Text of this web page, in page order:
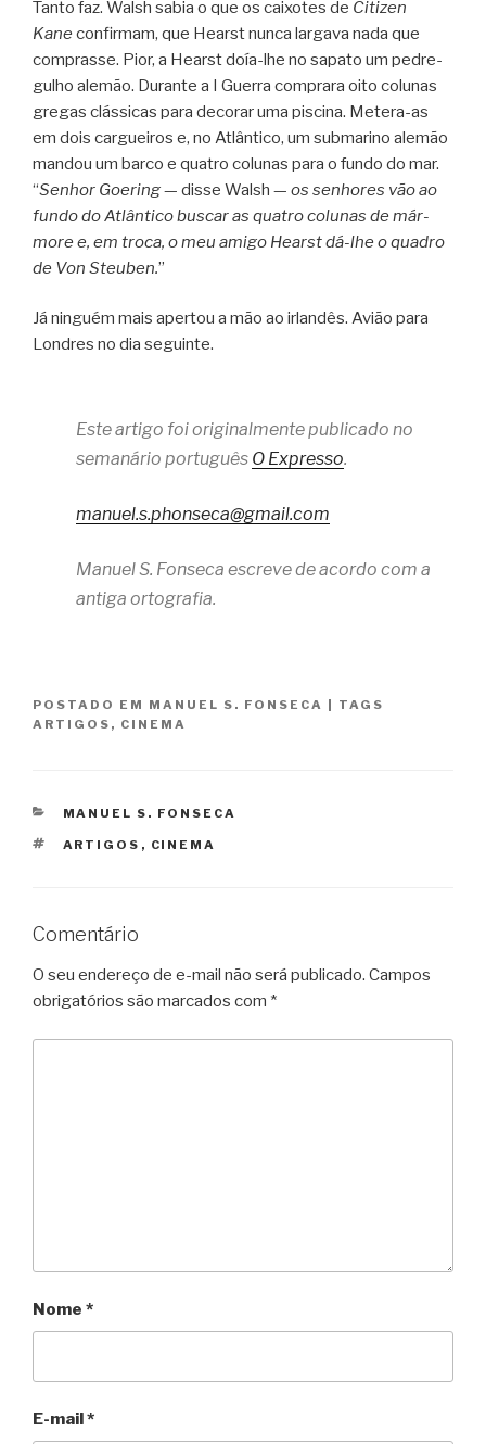
Tanto faz. Walsh sabia o que os cai­xo­tes de Citi­zen
Kane con­fir­mam, que Hearst nunca lar­gava nada que
com­prasse. Pior, a Hearst doía-lhe no sapato um pedre­
gu­lho ale­mão. Durante a I Guerra com­prara oito colu­nas
gre­gas clás­si­cas para deco­rar uma pis­cina. Metera-as
em dois car­guei­ros e, no Atlân­tico, um sub­ma­rino ale­mão
man­dou um barco e qua­tro colu­nas para o fundo do mar.
“Senhor Goe­ring— disse Walsh — os senho­res vão ao
fundo do Atlân­tico bus­car as qua­tro colu­nas de már­
more e, em troca, o meu amigo Hearst dá-lhe o qua­dro
de Von Steu­ben.”
Já nin­guém mais aper­tou a mão ao irlan­dês. Avião para
Lon­dres no dia seguinte.
Este artigo foi originalmente publicado no
semanário português O Expresso.
manuel.s.phonseca@gmail.com
Manuel S. Fonseca escreve de acordo com a
antiga ortografia.
POSTADO EM MANUEL S. FONSECA | TAGS
ARTIGOS , CINEMA
CATEGORIAS
MANUEL S. FONSECA
TAGS
ARTIGOS , CINEMA
Comentário
O seu endereço de e-mail não será publicado. Campos
obrigatórios são marcados com *
Nome *
E-mail*